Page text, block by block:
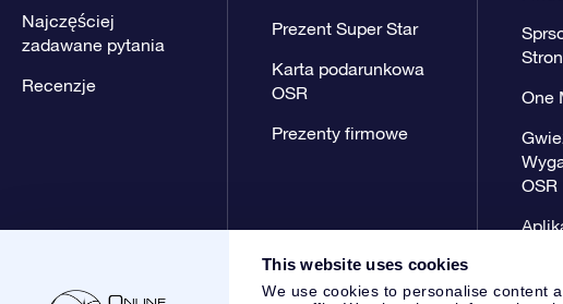
This website uses cookies
We use cookies to personalise content
Najczęściej
zadawane pytania
Recenzje
Prezent Super Star
Karta podarunkowa
OSR
Prezenty firmowe
One
OSR